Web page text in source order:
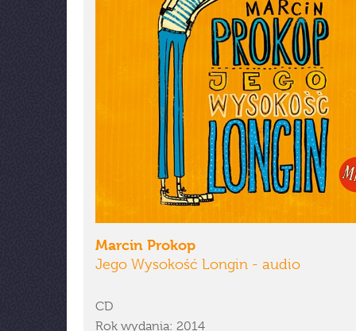
Marcin Prokop
Jego Wysokość Longin - audio
CD
Rok wydania: 2014